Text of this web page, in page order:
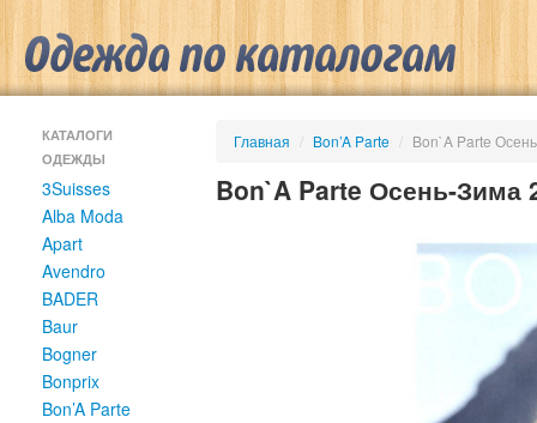
КАТАЛОГИ
ОДЕЖДЫ
3Suisses
Alba Moda
Apart
Avendro
BADER
Baur
Bogner
Bonprix
Bon’A Parte
Главная / Bon’A Parte / Bon`A Parte
Bon`A Parte Осень-Зима